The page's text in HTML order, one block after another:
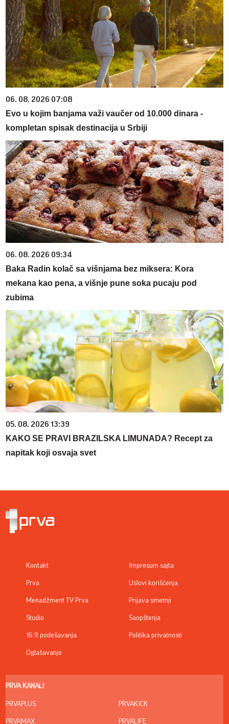
06. 08. 2026 07:08
Evo u kojim banjama važi vaučer od 10.000 dinara -
kompletan spisak destinacija u Srbiji
06. 08. 2026 09:34
Baka Radin kolač sa višnjama bez miksera: Kora
mekana kao pena, a višnje pune soka pucaju pod
zubima
05. 08. 2026 13:39
KAKO SE PRAVI BRAZILSKA LIMUNADA? Recept za
napitak koji osvaja svet
Kontakt
Prva
Menadžment TV Prva
Studio
16:9 podešavanja
Oglašavanje
Impresum sajta
Uslovi korišćenja
Prijava smetnji
Saopštenja
Politika privatnosti
PRVA KANALI
PRVAPLUS
PRVAMAX
PRVAKICK
PRVALIFE